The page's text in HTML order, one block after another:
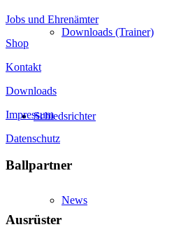
Downloads (Trainer)
Schiedsrichter
News
Jobs und Ehrenämter
Shop
Kontakt
Downloads
Impressum
Datenschutz
Ballpartner
Ausrüster